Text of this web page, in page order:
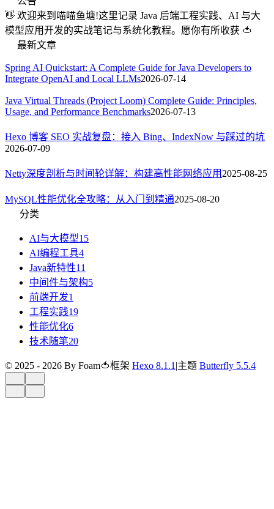
👋 欢迎来到喵喵鱼塘!这里记录 Java 后端工程实践、AI 与大
模型应用开发的实战笔记与系统化教程。愿你有所收获 🍅
最新文章
Spring AI Quickstart: A Complete Guide for Java Developers to
Integrate OpenAI and Local LLMs2026-07-14
Java Virtual Threads (Project Loom) Complete Guide: Principles,
Usage, and Performance Benchmarks2026-07-13
Hexo 博客 SEO 实战复盘：接入 Bing、IndexNow 与踩过的坑
2026-07-09
Netty深度剖析与时间轮详解：构建高性能网络应用 2025-08-25
MySQL性能优化全攻略：从入门到精通2025-08-20
分类
AI与大模型15
AI编程工具4
Java新特性11
中间件与架构5
前端开发1
工程实践19
性能优化6
技术随笔20
© 2025 - 2026 By Foam🍅框架 Hexo 8.1.1 |主题 Butterfly 5.5.4